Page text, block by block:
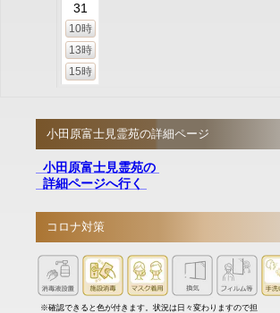
31
10時
13時
15時
小田原富士見霊苑の詳細ページ
小田原富士見霊苑の
詳細ページへ行く
コロナ対策
※確認できると色が付きます。状況は日々変わりますので担